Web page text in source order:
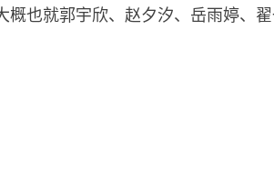
也就郭宇欣、赵夕汐、岳雨婷、翟